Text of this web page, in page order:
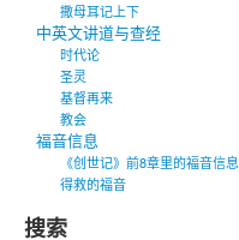
撒母耳记上下
中英文讲道与查经
时代论
圣灵
基督再来
教会
福音信息
《创世记》前8章里的福音信息
得救的福音
搜索